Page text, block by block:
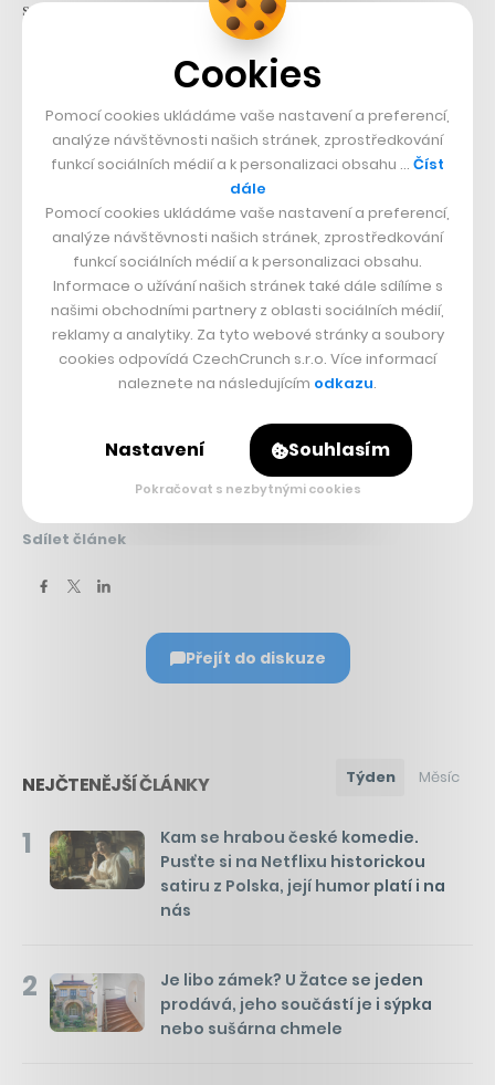
s ním přijel Tony Stark. Fanoušci nicméně tehdy řešili,
že byl autu postprodukčně přidán zvuk, přestože
elektromobil žádný rachot motoru nevydává. Uvidíme
tedy, jestli se filmaři a markeťáci z Audi v novém filmu
poučili.
Nepřehlédněte:
Spider-Man
Sdílet článek
Přejít do diskuze
NEJČTENĚJŠÍ ČLÁNKY Týden Měsíc
1
Kam se hrabou české komedie.
Pusťte si na Netflixu historickou
satiru z Polska, její humor platí i na
nás
2
Je libo zámek? U Žatce se jeden
prodává, jeho součástí je i sýpka
nebo sušárna chmele
Cookies
Pomocí cookies ukládáme vaše nastavení a preferencí,
analýze návštěvnosti našich stránek, zprostředkování
funkcí sociálních médií a k personalizaci obsahu … Číst
dále
Pomocí cookies ukládáme vaše nastavení a preferencí,
analýze návštěvnosti našich stránek, zprostředkování
funkcí sociálních médií a k personalizaci obsahu.
Informace o užívání našich stránek také dále sdílíme s
našimi obchodními partnery z oblasti sociálních médií,
reklamy a analytiky. Za tyto webové stránky a soubory
cookies odpovídá CzechCrunch s.r.o. Více informací
naleznete na následujícím odkazu.
Nastavení Souhlasím
Pokračovat s nezbytnými cookies